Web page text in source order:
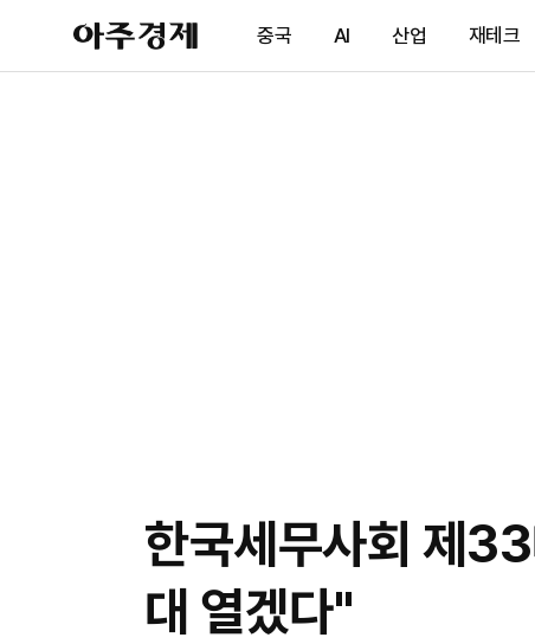
아
주
제
중국 AI 산업 재테크
한국세무사회 제
대 열겠다"